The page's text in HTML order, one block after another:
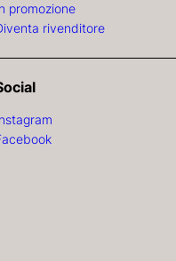
promozione
rivenditore